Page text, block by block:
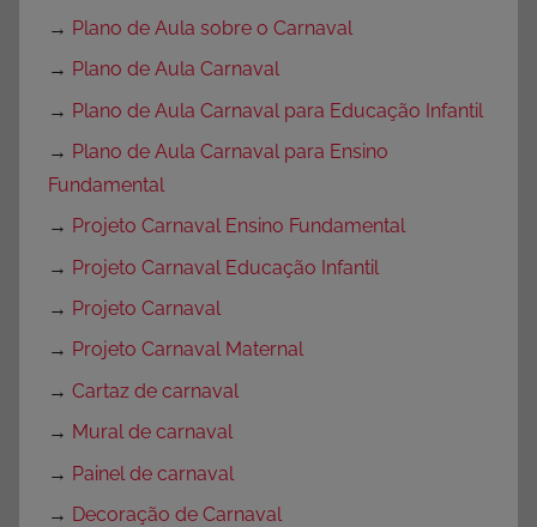
→ Plano de Aula sobre o Carnaval
→ Plano de Aula Carnaval
→ Plano de Aula Carnaval para Educação Infantil
→ Plano de Aula Carnaval para Ensino
Fundamental
→ Projeto Carnaval Ensino Fundamental
→ Projeto Carnaval Educação Infantil
→ Projeto Carnaval
→ Projeto Carnaval Maternal
→ Cartaz de carnaval
→ Mural de carnaval
→ Painel de carnaval
→ Decoração de Carnaval